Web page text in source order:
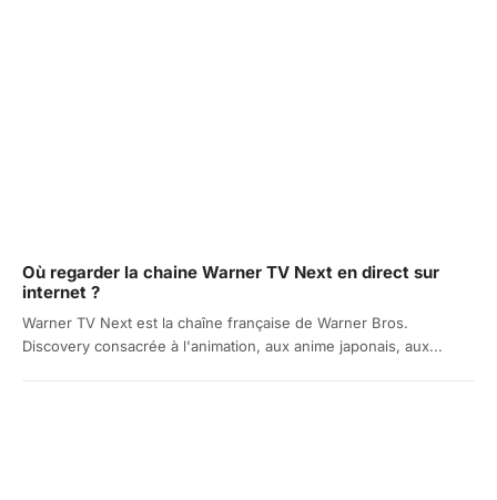
Où regarder la chaine Warner TV Next en direct sur
internet ?
Warner TV Next est la chaîne française de Warner Bros.
Discovery consacrée à l'animation, aux anime japonais, aux...